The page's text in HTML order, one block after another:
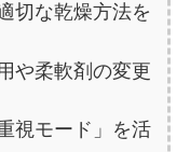
切な乾燥方法を
や柔軟剤の変更
視モード」を活